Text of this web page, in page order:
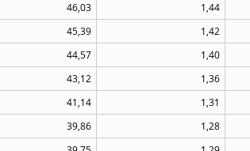
46,03 1,44
45,39 1,42
44,57 1,40
43,12 1,36
41,14 1,31
39,86 1,28